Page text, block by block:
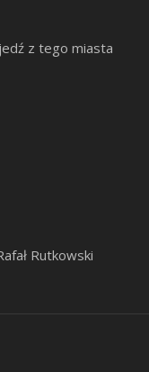
z tego miasta
Rutkowski